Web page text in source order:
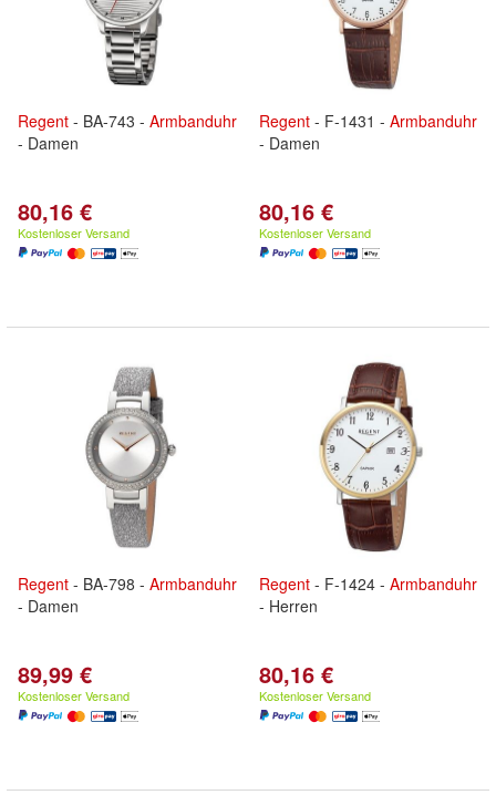
Regent - BA-743 - Armbanduhr
- Damen
80,16 €
Kostenloser Versand
Regent - F-1431 - Armbanduhr
- Damen
80,16 €
Kostenloser Versand
Regent - BA-798 - Armbanduhr
- Damen
89,99 €
Kostenloser Versand
Regent - F-1424 - Armbanduhr
- Herren
80,16 €
Kostenloser Versand